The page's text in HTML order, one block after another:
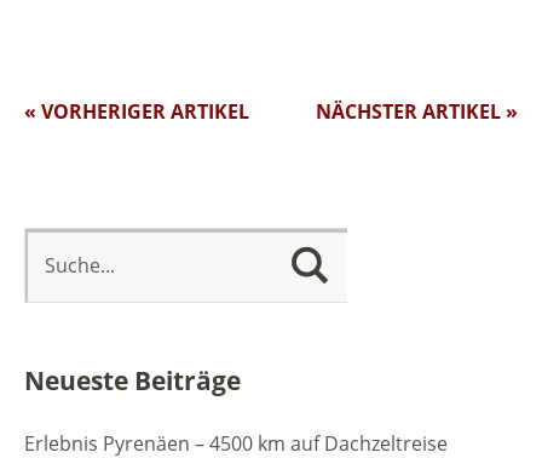
NÄCHSTER ARTIKEL »
« VORHERIGER ARTIKEL
Neueste Beiträge
Erlebnis Pyrenäen – 4500 km auf Dachzeltreise